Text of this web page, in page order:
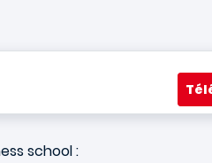
school :